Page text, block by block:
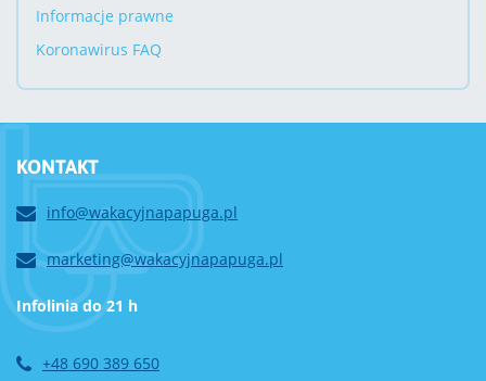
Informacje prawne
Koronawirus FAQ
KONTAKT
info@wakacyjnapapuga.pl
marketing@wakacyjnapapuga.pl
Infolinia do 21 h
+48 690 389 650